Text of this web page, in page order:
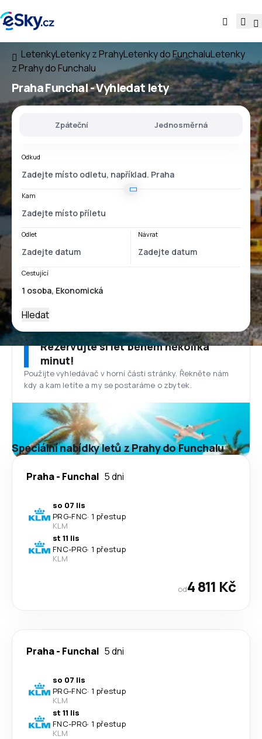
LetenkyLetenky z PrahyLetenky do FunchaluLetenky
z Prahy do Funchalu
Praha Funchal- Vyhledat lety
Zpáteční Jednosměrná
Odkud
Kam
Odlet Návrat
Cestující
Hledat
Rezervujte si let během několika
minut!
Použijte vyhledávač v horní části stránky. Řekněte nám
kdy a kam letíte a my se postaráme o zbytek.
Speciální nabídky letů z Prahy do Funchalu
Praha- Funchal 5 dni
so 07 lis
PRG-FNC· 1 přestup
KLM
st 11 lis
FNC-PRG· 1 přestup
KLM
od4 811 Kč
Praha- Funchal 5 dni
so 07 lis
PRG-FNC· 1 přestup
KLM
st 11 lis
FNC-PRG· 1 přestup
KLM